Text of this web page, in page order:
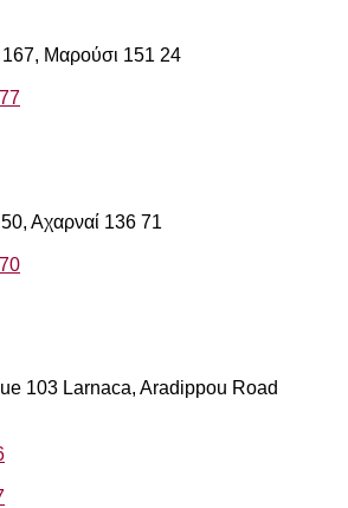
Μαρούσι 151 24
Αχαρναί 136 71
103 Larnaca, Aradippou Road